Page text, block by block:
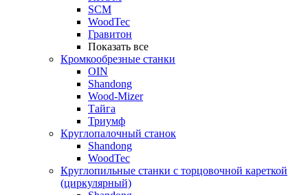
SCM
WoodTec
Гравитон
Показать все
Кромкообрезные станки
OIN
Shandong
Wood-Mizer
Тайга
Триумф
Круглопалочный станок
Shandong
WoodTec
Круглопильные станки с торцовочной кареткой
(циркулярный)